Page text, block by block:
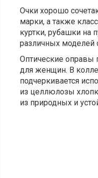
Очки хорошо
марки, а также
куртки, рубашки на
различных моделей
Оптические оправы
для женщин. В
подчеркивается
из целлюлозы
из природных и